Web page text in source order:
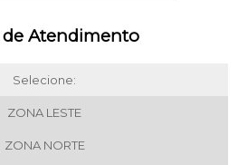
de Atendimento
Selecione:
ZONA LESTE
ZONA NORTE